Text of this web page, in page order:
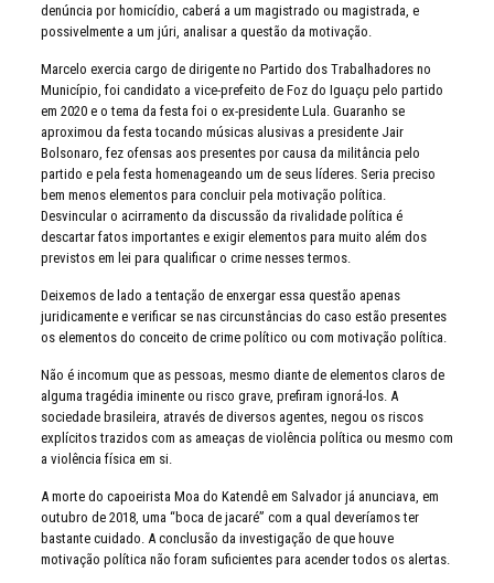
denúncia por homicídio, caberá a um magistrado ou magistrada, e
possivelmente a um júri, analisar a questão da motivação.
Marcelo exercia cargo de dirigente no Partido dos Trabalhadores no
Município, foi candidato a vice-prefeito de Foz do Iguaçu pelo partido
em 2020 e o tema da festa foi o ex-presidente Lula. Guaranho se
aproximou da festa tocando músicas alusivas a presidente Jair
Bolsonaro, fez ofensas aos presentes por causa da militância pelo
partido e pela festa homenageando um de seus líderes. Seria preciso
bem menos elementos para concluir pela motivação política.
Desvincular o acirramento da discussão da rivalidade política é
descartar fatos importantes e exigir elementos para muito além dos
previstos em lei para qualificar o crime nesses termos.
Deixemos de lado a tentação de enxergar essa questão apenas
juridicamente e verificar se nas circunstâncias do caso estão presentes
os elementos do conceito de crime político ou com motivação política.
Não é incomum que as pessoas, mesmo diante de elementos claros de
alguma tragédia iminente ou risco grave, prefiram ignorá-los. A
sociedade brasileira, através de diversos agentes, negou os riscos
explícitos trazidos com as ameaças de violência política ou mesmo com
a violência física em si.
A morte do capoeirista Moa do Katendê em Salvador já anunciava, em
outubro de 2018, uma “boca de jacaré” com a qual deveríamos ter
bastante cuidado. A conclusão da investigação de que houve
motivação política não foram suficientes para acender todos os alertas.